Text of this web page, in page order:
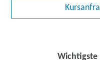
Wichtigste